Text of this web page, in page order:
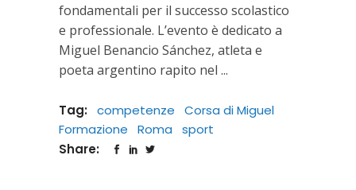
fondamentali per il successo scolastico
e professionale. L’evento è dedicato a
Miguel Benancio Sánchez, atleta e
poeta argentino rapito nel
Tag: competenze
Corsa di Miguel
Formazione
Roma
sport
Share: